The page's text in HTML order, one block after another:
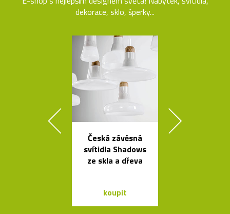
dekorace, sklo, šperky...
Česká závěsná
svítidla Shadows
ze skla a dřeva
koupit